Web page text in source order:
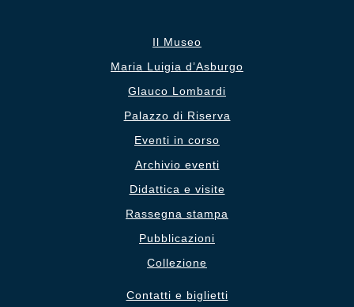
Il Museo
Maria Luigia d’Asburgo
Glauco Lombardi
Palazzo di Riserva
Eventi in corso
Archivio eventi
Didattica e visite
Rassegna stampa
Pubblicazioni
Collezione
Contatti e biglietti